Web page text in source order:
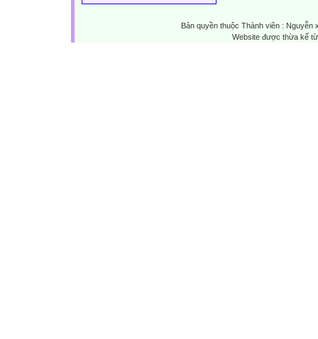
Bản quyền thuộc Thành viên :
Website được thừa kế